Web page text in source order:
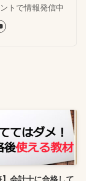
トで情報発信中
】会計士に合格して